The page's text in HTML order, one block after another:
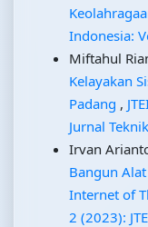
Indonesia:
Miftahul
Kelayakan
Padang ,
Jurnal
Irvan
Bangun
Internet of
2 (2023):